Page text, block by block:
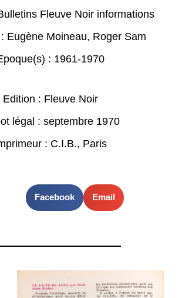
Fleuve Noir informations
Eugène Moineau, Roger Sam
: 1961-1970
Edition : Fleuve Noir
légal : septembre 1970
: C.I.B., Paris
Facebook Email